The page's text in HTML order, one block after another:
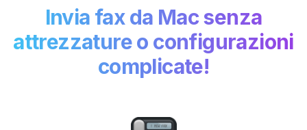
Invia fax da Mac senza
attrezzature o configurazioni
complicate!